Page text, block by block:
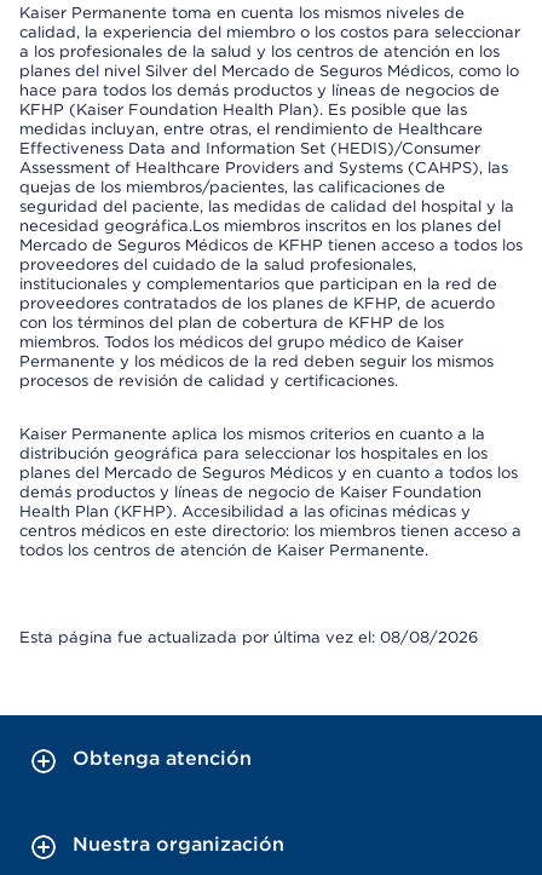
Kaiser Permanente toma en cuenta los mismos niveles de
calidad, la experiencia del miembro o los costos para seleccionar
a los profesionales de la salud y los centros de atención en los
planes del nivel Silver del Mercado de Seguros Médicos, como lo
hace para todos los demás productos y líneas de negocios de
KFHP (Kaiser Foundation Health Plan). Es posible que las
medidas incluyan, entre otras, el rendimiento de Healthcare
Effectiveness Data and Information Set (HEDIS)/Consumer
Assessment of Healthcare Providers and Systems (CAHPS), las
quejas de los miembros/pacientes, las calificaciones de
seguridad del paciente, las medidas de calidad del hospital y la
necesidad geográfica.Los miembros inscritos en los planes del
Mercado de Seguros Médicos de KFHP tienen acceso a todos los
proveedores del cuidado de la salud profesionales,
institucionales y complementarios que participan en la red de
proveedores contratados de los planes de KFHP, de acuerdo
con los términos del plan de cobertura de KFHP de los
miembros. Todos los médicos del grupo médico de Kaiser
Permanente y los médicos de la red deben seguir los mismos
procesos de revisión de calidad y certificaciones.
Kaiser Permanente aplica los mismos criterios en cuanto a la
distribución geográfica para seleccionar los hospitales en los
planes del Mercado de Seguros Médicos y en cuanto a todos los
demás productos y líneas de negocio de Kaiser Foundation
Health Plan (KFHP). Accesibilidad a las oficinas médicas y
centros médicos en este directorio: los miembros tienen acceso a
todos los centros de atención de Kaiser Permanente.
Esta página fue actualizada por última vez el: 08/08/2026
Obtenga atención
Nuestra organización